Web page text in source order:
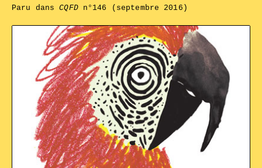
Paru dansCQFDn°146 (septembre 2016)